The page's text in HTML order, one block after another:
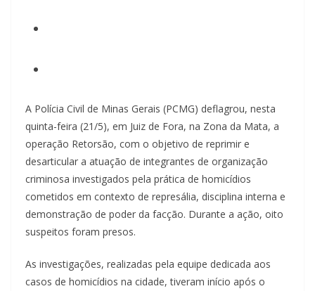
A Polícia Civil de Minas Gerais (PCMG) deflagrou, nesta
quinta-feira (21/5), em Juiz de Fora, na Zona da Mata, a
operação Retorsão, com o objetivo de reprimir e
desarticular a atuação de integrantes de organização
criminosa investigados pela prática de homicídios
cometidos em contexto de represália, disciplina interna e
demonstração de poder da facção. Durante a ação, oito
suspeitos foram presos.
As investigações, realizadas pela equipe dedicada aos
casos de homicídios na cidade, tiveram início após o